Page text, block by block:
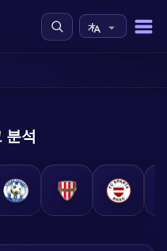
분석